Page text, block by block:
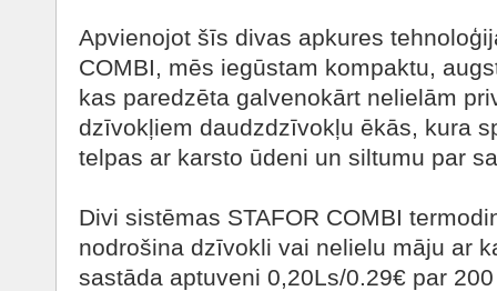
Apvienojot šīs divas apkures
COMBI, mēs iegūstam kompaktu,
kas paredzēta galvenokārt nelielām
dzīvokļiem daudzdzīvokļu ēkās, kura
telpas ar karsto ūdeni un siltumu par
Divi sistēmas STAFOR COMBI
nodrošina dzīvokli vai nelielu māju ar
sastāda aptuveni 0,20Ls/0.29€ par